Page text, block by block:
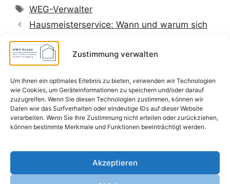
Zustimmung verwalten
Um Ihnen ein optimales Erlebnis zu bieten, verwenden wir Technologien
wie Cookies, um Geräteinformationen zu speichern und/oder darauf
zuzugreifen. Wenn Sie diesen Technologien zustimmen, können wir
Daten wie das Surfverhalten oder eindeutige IDs auf dieser Website
verarbeiten. Wenn Sie Ihre Zustimmung nicht erteilen oder zurückziehen,
können bestimmte Merkmale und Funktionen beeinträchtigt werden.
Akzeptieren
Schlagwörter
WEG-Verwalter
Hausmeisterservice: Wann und warum sich
ein Hausmeister lohnt
Impressum
Datenschutz
EU Cookie-Richtlinie